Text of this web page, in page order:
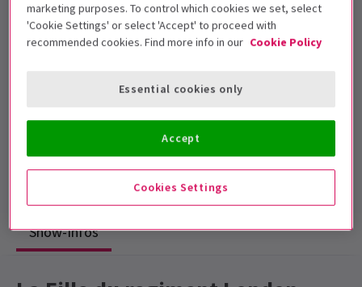
Diese Produktion wird für 5+-Jährige
empfohlen.
Royal Ballet and Opera
Laufzeit: 2hrs 40mins
Mit Pause
Show-Infos
marketing purposes. To control which cookies we set, select
'Cookie Settings' or select 'Accept' to proceed with
recommended cookies. Find more info in our Cookie Policy
Cookies Settings
Essential cookies only
Accept